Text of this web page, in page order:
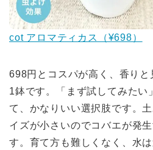
cot アロマティカス（¥698）
698円とコスパが高く、香りと
1鉢です。「まず試してみたい
て、かなりいい選択肢です。
イズが小さいのでコバエが発
す。育て方も難しくなく、水